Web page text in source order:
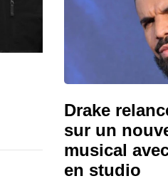
Drake
sur un
musical
en studio